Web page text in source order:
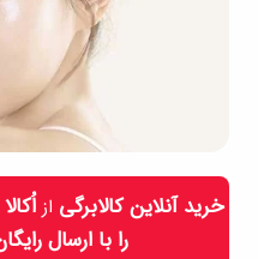
خرید آنلاین کالابرگی از
را با ارسال